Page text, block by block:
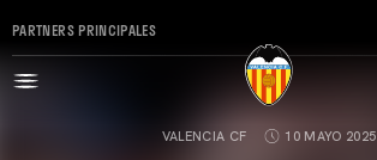
PARTNERS PRINCIPALES
VALENCIA CF 10 MAYO 2025